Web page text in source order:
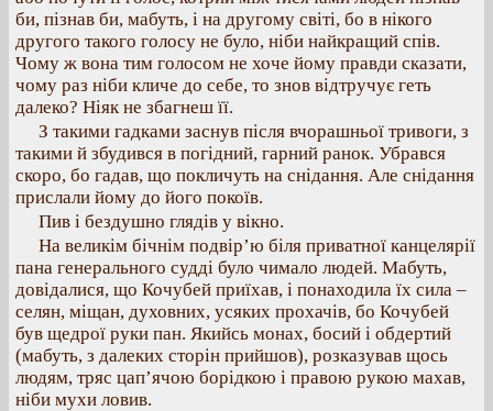
би, пізнав би, мабуть, і на другому світі, бо в нікого
другого такого голосу не було, ніби найкращий спів.
Чому ж вона тим голосом не хоче йому правди сказати,
чому раз ніби кличе до себе, то знов відтручує геть
далеко? Ніяк не збагнеш її.
З такими гадками заснув після вчорашньої тривоги, з
такими й збудився в погідний, гарний ранок. Убрався
скоро, бо гадав, що покличуть на снідання. Але снідання
прислали йому до його покоїв.
Пив і бездушно глядів у вікно.
На великім бічнім подвір’ю біля приватної канцелярії
пана генерального судді було чимало людей. Мабуть,
довідалися, що Кочубей приїхав, і понаходила їх сила –
селян, міщан, духовних, усяких прохачів, бо Кочубей
був щедрої руки пан. Якийсь монах, босий і обдертий
(мабуть, з далеких сторін прийшов), розказував щось
людям, тряс цап’ячою борідкою і правою рукою махав,
ніби мухи ловив.